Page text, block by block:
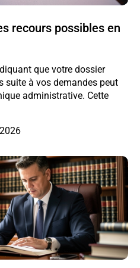
recours possibles en
que votre dossier
suite à vos demandes peut
administrative. Cette